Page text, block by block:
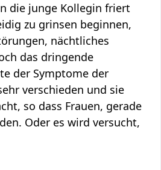
die junge Kollegin friert
zu grinsen beginnen,
nächtliches
das dringende
der Symptome der
verschieden und sie
so dass Frauen, gerade
Oder es wird versucht,